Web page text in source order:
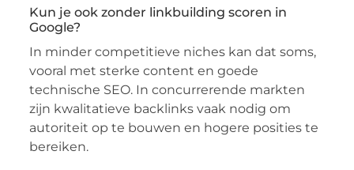
Kun je ook zonder linkbuilding scoren in
Google?
In minder competitieve niches kan dat soms,
vooral met sterke content en goede
technische SEO. In concurrerende markten
zijn kwalitatieve backlinks vaak nodig om
autoriteit op te bouwen en hogere posities te
bereiken.